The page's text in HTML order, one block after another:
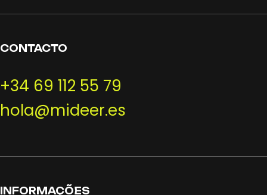
CONTACTO
+34 69 112 55 79
hola@mideer.es
INFORMAÇÕES